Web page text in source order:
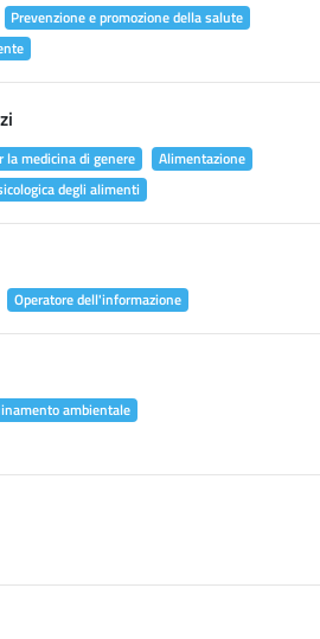
Prevenzione e promozione della salute
medicina di genere
Alimentazione
degli alimenti
Operatore dell'informazione
ambientale